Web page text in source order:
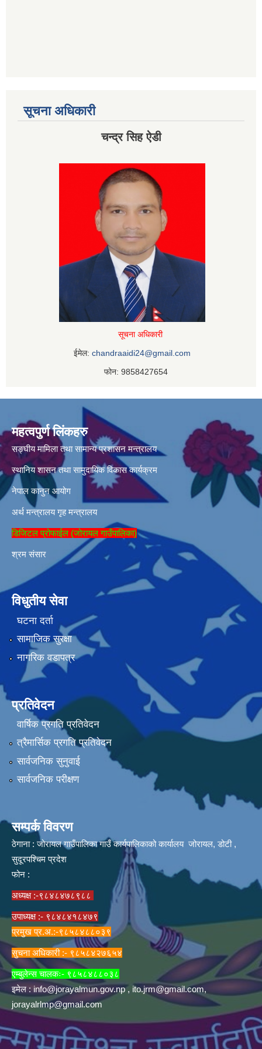
सूचना अधिकारी
चन्द्र सिह ऐडी
सूचना अधिकारी
ईमेल: chandraaidi24@gmail.com
फोन: 9858427654
महत्वपुर्ण लिंकहरु
सङ्घीय मामिला तथा सामान्य प्रशासन मन्त्रालय
स्थानिय शासन तथा सामुदायिक विकास कार्यक्रम
नेपाल कानुन आयोग
अर्थ मन्त्रालय गृह मन्त्रालय
डिजिटल प्रोफाईल (जोरायल गाउँपालिका)
श्रम संसार
विधुतीय सेवा
घटना दर्ता
सामाजिक सुरक्षा
नागरिक वडापत्र
प्रतिवेदन
वार्षिक प्रगति प्रतिवेदन
त्रैमार्सिक प्रगति प्रतिवेदन
सार्वजनिक सुनुवाई
सार्वजनिक परीक्षण
सम्पर्क विवरण
ठेगाना : जोरायल गाउँपालिका गाउँ कार्यपालिकाको कार्यालय जोरायल, डोटी ,
सुदूरपश्चिम प्रदेश
फोन :
अध्यक्ष :-९८४८४७८९८८
उपाध्यक्ष :- ९८४८४१८४७९
प्रमुख प्र.अ.:-९८५८४८८०३९
सुचना अधिकारी :- ९८५८४२७६५४
एम्बुलेन्स चालकः- ९८५८४८८०३८
इमेल : info@jorayalmun.gov.np, ito.jrm@gmail.com,
jorayalrlmp@gmail.com